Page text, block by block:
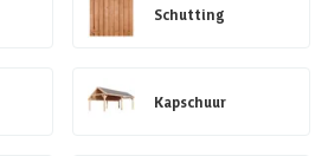
Schutting
Kapschuur